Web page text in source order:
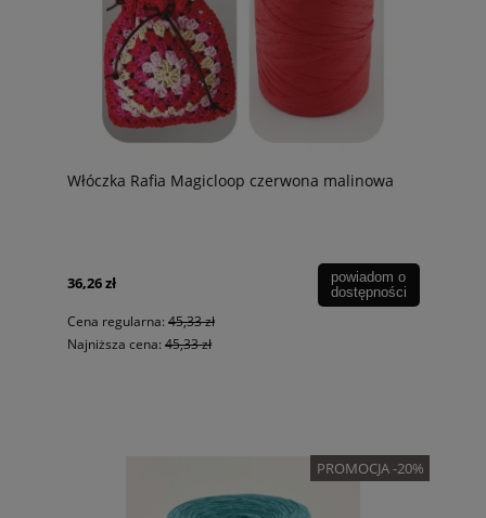
Włóczka Rafia Magicloop czerwona malinowa
36,26 zł
Cena regularna: 45,33 zł
Najniższa cena: 45,33 zł
powiadom o
dostępności
PROMOCJA -20%